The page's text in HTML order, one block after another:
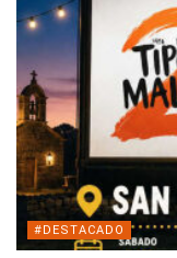
#DESTACADO